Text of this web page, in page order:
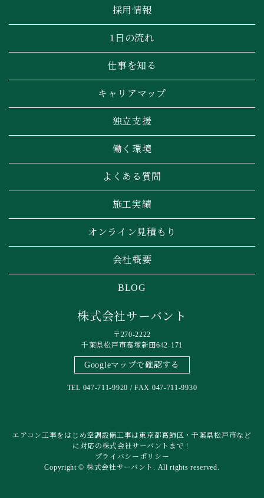
採用情報
1日の流れ
仕事を知る
キャリアマップ
独立支援
働く環境
よくある質問
施工実績
オンライン見積もり
会社概要
BLOG
株式会社サーバント
〒270-2222
千葉県松戸市高塚新田642-171
Googleマップで確認する
TEL 047-711-9920 / FAX 047-711-9930
エアコン工事をはじめ空調設備工事は東京都葛飾区・千葉県松戸市など
に対応の株式会社サーバントまで！
プライバシーポリシー
Copyright © 株式会社サーバント. All rights reserved.